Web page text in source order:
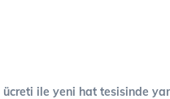
ile yeni hat tesisinde